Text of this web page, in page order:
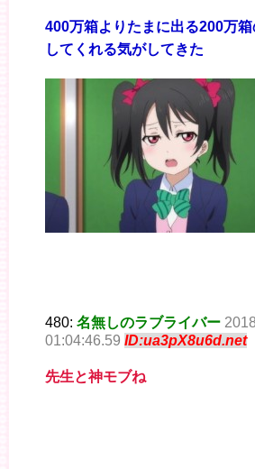
400万箱よりたまに出る200万
してくれる気がしてきた
480: 名無しのラブライバー
01:04:46.59 ID:ua3pX8u6d.net
先生と神モブね